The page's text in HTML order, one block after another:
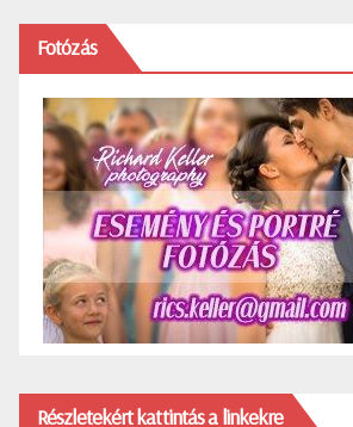
Fotózás
Részletekért kattintás a linkekre